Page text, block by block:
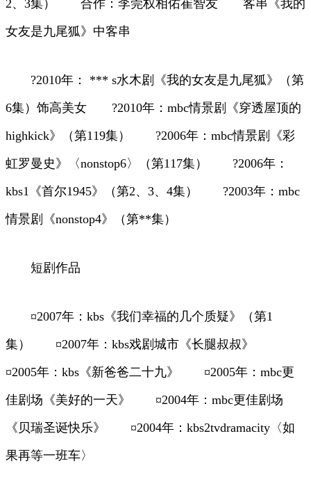
2、3集） 合作：李莞权相佑崔智友 客串《我的
女友是九尾狐》中客串
?2010年： *** s水木剧《我的女友是九尾狐》（第
6集）饰高美女 ?2010年：mbc情景剧《穿透屋顶的
highkick》（第119集） ?2006年：mbc情景剧《彩
虹罗曼史》〈nonstop6〉（第117集） ?2006年：
kbs1《首尔1945》（第2、3、4集） ?2003年：mbc
情景剧《nonstop4》（第**集）
短剧作品
¤2007年：kbs《我们幸福的几个质疑》（第1
集） ¤2007年：kbs戏剧城市《长腿叔叔》
¤2005年：kbs《新爸爸二十九》 ¤2005年：mbc更
佳剧场《美好的一天》 ¤2004年：mbc更佳剧场
《贝瑞圣诞快乐》 ¤2004年：kbs2tvdramacity〈如
果再等一班车〉